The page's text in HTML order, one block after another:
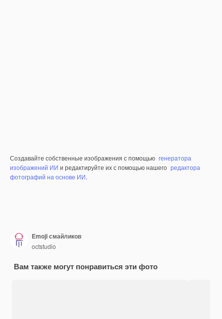
Создавайте собственные изображения с помощью генератора
изображений ИИ и редактируйте их с помощью нашего редактора
фотографий на основе ИИ.
Emoji смайликов
octstudio
Вам также могут понравиться эти фото